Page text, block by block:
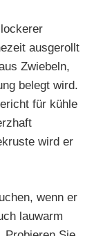
ausgerollt
Zwiebeln,
belegt wird.
für kühle
wird er
wenn er
lauwarm